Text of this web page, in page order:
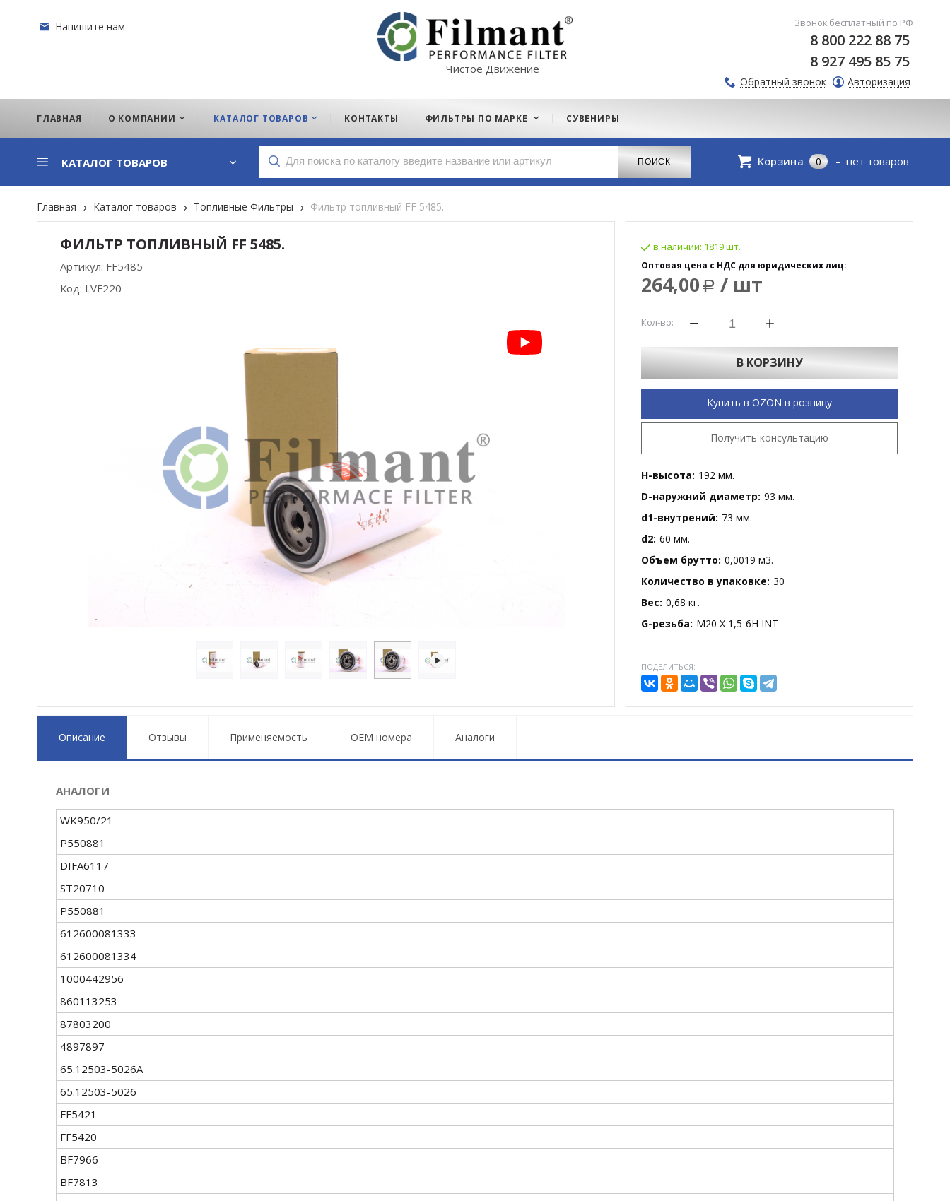
Напишите нам
Чистое Движение
Звонок бесплатный по РФ
8 800 222 88 75
8 927 495 85 75
Обратный звонок Авторизация
ГЛАВНАЯ О КОМПАНИИ КАТАЛОГ ТОВАРОВ КОНТАКТЫ ФИЛЬТРЫ ПО МАРКЕ СУВЕНИРЫ
КАТАЛОГ ТОВАРОВ Корзина 0 нет товаров
Главная Каталог товаров Топливные Фильтры Фильтр топливный FF 5485.
ФИЛЬТР ТОПЛИВНЫЙ FF 5485.
Артикул: FF5485
Код: LVF220
в наличии: 1819 шт.
Оптовая цена с НДС для юридических лиц:
264,00 Р / шт
Кол-во:
В КОРЗИНУ
Купить в OZON в розницу
Получить консультацию
H-высота: 192 мм.
D-наружний диаметр: 93 мм.
d1-внутрений: 73 мм.
d2: 60 мм.
Объем брутто: 0,0019 м3.
Количество в упаковке: 30
Вес: 0,68 кг.
G-резьба: M20 X 1,5-6H INT
ПОДЕЛИТЬСЯ:
Описание Отзывы Применяемость OEM номера Аналоги
АНАЛОГИ
WK950/21
P550881
DIFA6117
ST20710
P550881
612600081333
612600081334
1000442956
860113253
87803200
4897897
65.12503-5026A
65.12503-5026
FF5421
FF5420
BF7966
BF7813